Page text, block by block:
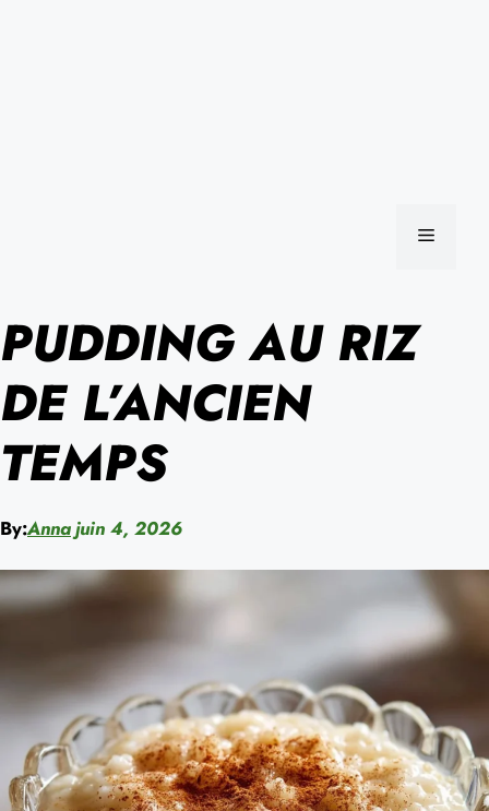
MENU
PUDDING AU RIZ
DE L’ANCIEN
TEMPS
By:Annajuin 4, 2026